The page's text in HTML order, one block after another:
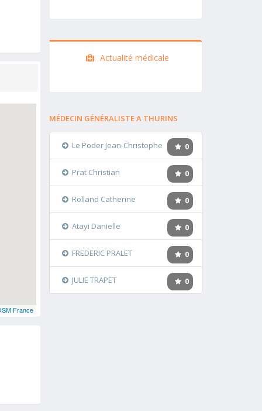
France
Actualité médicale
MÉDECIN GÉNÉRALISTE A THURINS
0
Le Poder Jean-Christophe
0
Prat Christian
0
Rolland Catherine
0
Atayi Danielle
0
FREDERIC PRALET
0
JULIE TRAPET